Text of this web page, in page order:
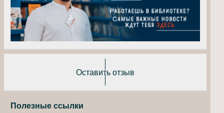
Оставить отзыв
Полезные ссылки